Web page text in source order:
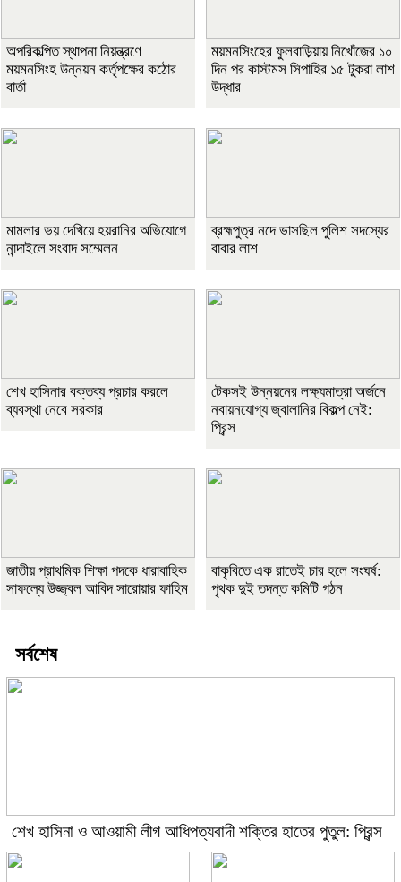
অপরিকল্পিত স্থাপনা নিয়ন্ত্রণে
ময়মনসিংহ উন্নয়ন কর্তৃপক্ষের কঠোর
বার্তা
ময়মনসিংহের ফুলবাড়িয়ায় নিখোঁজের ১০
দিন পর কাস্টমস সিপাহির ১৫ টুকরা লাশ
উদ্ধার
মামলার ভয় দেখিয়ে হয়রানির অভিযোগে
নান্দাইলে সংবাদ সম্মেলন
ব্রহ্মপুত্র নদে ভাসছিল পুলিশ সদস্যের
বাবার লাশ
শেখ হাসিনার বক্তব্য প্রচার করলে
ব্যবস্থা নেবে সরকার
টেকসই উন্নয়নের লক্ষ্যমাত্রা অর্জনে
নবায়নযোগ্য জ্বালানির বিকল্প নেই:
প্রিন্স
জাতীয় প্রাথমিক শিক্ষা পদকে ধারাবাহিক
সাফল্যে উজ্জ্বল আবিদ সারোয়ার ফাহিম
বাকৃবিতে এক রাতেই চার হলে সংঘর্ষ:
পৃথক দুই তদন্ত কমিটি গঠন
সর্বশেষ
শেখ হাসিনা ও আওয়ামী লীগ আধিপত্যবাদী শক্তির হাতের পুতুল: প্রিন্স